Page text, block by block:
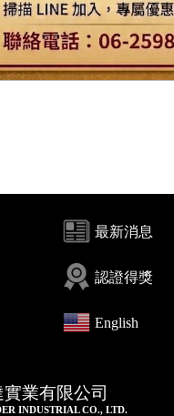
最新消息
認證得獎
English
實業有限公司
INDUSTRIAL CO., LTD.